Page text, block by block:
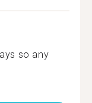
so any